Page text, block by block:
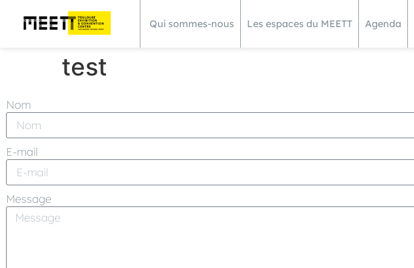
Qui sommes-nous Les espaces du MEETT Agenda
test
Nom
E-mail
Message